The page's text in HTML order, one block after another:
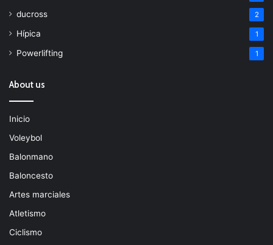
ducross 2
Hípica 1
Powerlifting 1
About us
Inicio
Voleybol
Balonmano
Baloncesto
Artes marciales
Atletismo
Ciclismo